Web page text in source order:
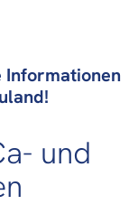
Informationen
und